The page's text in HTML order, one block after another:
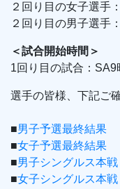
２回り目の女子選手
２回り目の男子選手
＜試合開始時間＞
1回り目の試合：
選手の皆様、下記ご
■男子予選最終結果
■女子予選最終結果
■男子シングルス本
■女子シングルス本戦